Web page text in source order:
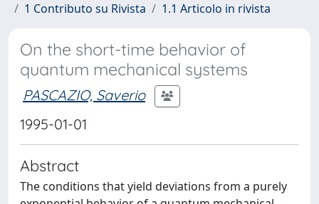
1 Contributo su Rivista
1.1 Articolo in rivista
On the short-time behavior of
quantum mechanical systems
PASCAZIO, Saverio
1995-01-01
Abstract
The conditions that yield deviations from a purely